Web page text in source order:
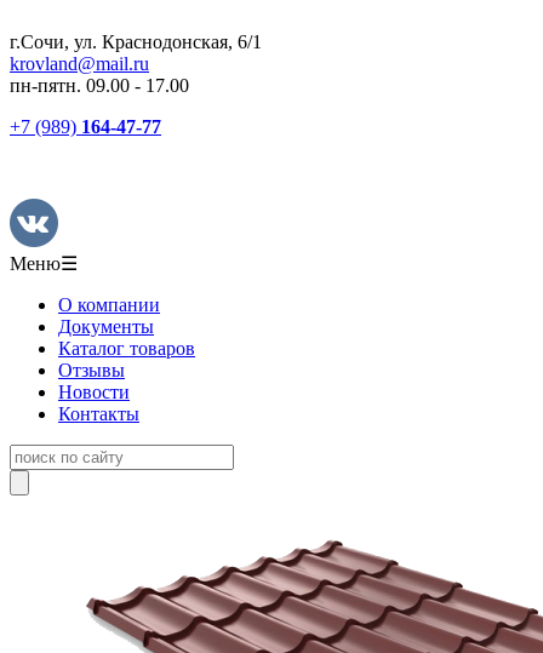
г.Сочи, ул. Краснодонская, 6/1
krovland@mail.ru
пн-пятн. 09.00 - 17.00
+7 (989) 164-47-77
Меню☰
О компании
Документы
Каталог товаров
Отзывы
Новости
Контакты